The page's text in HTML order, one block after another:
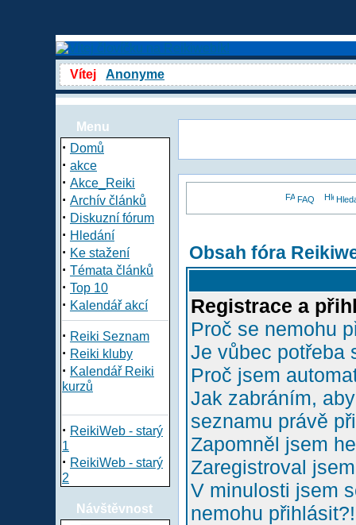
Vítej Anonyme
Menu
· Domů
· akce
· Akce_Reiki
· Archív článků
· Diskuzní fórum
· Hledání
· Ke stažení
· Témata článků
· Top 10
· Kalendář akcí
· Reiki Seznam
· Reiki kluby
· Kalendář Reiki
kurzů
· ReikiWeb - starý
1
· ReikiWeb - starý
2
Návštěvnost
FAQ
Obsah fóra
Registrace a
Proč se nemohu
Je vůbec potřeba
Proč jsem
Jak zabráním,
seznamu právě
Zapomněl jsem
Zaregistroval
V minulosti jsem
nemohu přihlásit?!